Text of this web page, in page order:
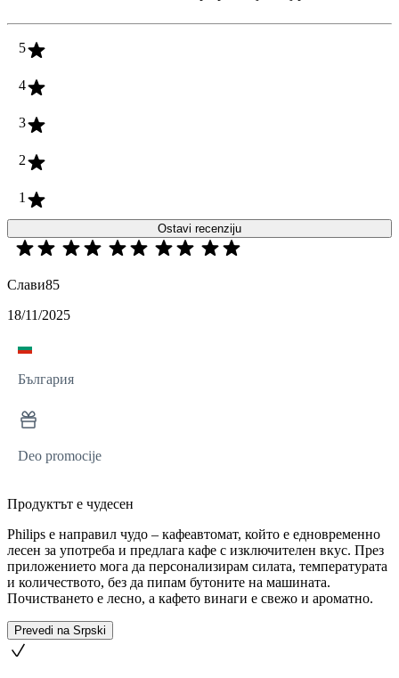
5
4
3
2
1
Ostavi recenziju
Слави85
18/11/2025
България
Deo promocije
Продуктът е чудесен
Philips е направил чудо – кафеавтомат, който е едновременно
лесен за употреба и предлага кафе с изключителен вкус. През
приложението мога да персонализирам силата, температурата
и количеството, без да пипам бутоните на машината.
Почистването е лесно, а кафето винаги е свежо и ароматно.
Prevedi na Srpski